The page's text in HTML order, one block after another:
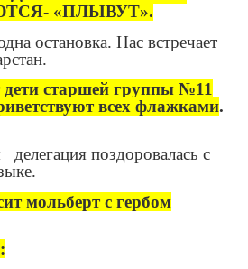
«ПЛЫВУТ».
остановка. Нас встречает
дети старшей группы №11
всех флажками.
делегация поздоровалась с
мольберт с гербом